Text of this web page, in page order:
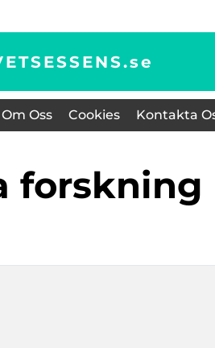
se
Om Oss Cookies Kontakta
forskning